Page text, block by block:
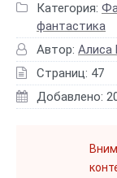
Категория:
фантастика
Автор: Алиса
Страниц: 47
Добавлено: